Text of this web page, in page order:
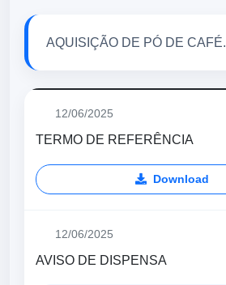
AQUISIÇÃO DE PÓ DE CAFÉ.
12/06/2025
TERMO DE REFERÊNCIA
Download
12/06/2025
AVISO DE DISPENSA